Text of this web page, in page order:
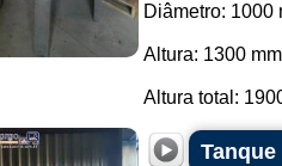
Diâmetro: 1000
Altura: 1300
Altura total: